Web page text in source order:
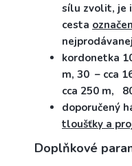
sílu zvolit, je
cesta
kordonetka
m, 30 – cca
cca 250 m,
doporučený
tloušťky a
Doplňkové